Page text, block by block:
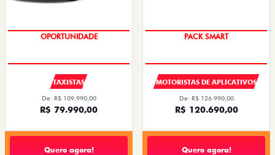
OPORTUNIDADE
TAXISTAS
De: R$ 109.990,00
R$ 79.990,00
Quero agora!
PACK SMART
MOTORISTAS DE APLICATIVOS
De: R$ 126.990,00
R$ 120.690,00
Quero agora!